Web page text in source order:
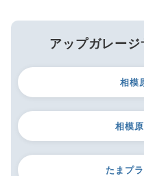
アップガレー
相模
相模
たまプ